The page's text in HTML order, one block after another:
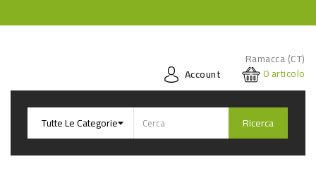
Ramacca (CT)
Account
0articolo
Ricerca